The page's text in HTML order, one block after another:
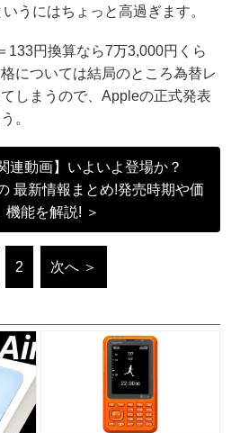
うにはちょっと高過ぎます。
133円換算なら7万3,000円くら
については結局のところ為替レ
しまうので、Appleの正式発表
。
連動画】いよいよ登場か？
最新情報まとめ!発売時期や価
機能を解説! ＞
2 次へ ＞